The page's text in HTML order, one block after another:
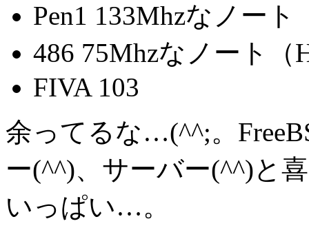
Pen1 133Mhzなノート
486 75Mhzなノート（
FIVA 103
余ってるな…(^^;。
ー(^^)、サーバー(^^)と
いっぱい…。